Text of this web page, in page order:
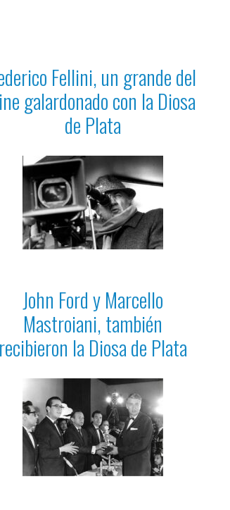
Fellini, un grande del
galardonado con la Diosa
de Plata
John Ford y Marcello
Mastroiani, también
recibieron la Diosa de Plata